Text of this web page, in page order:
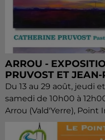
ARROU -
PRUVOST ET
Du 13 au 29 août, jeudi
samedi de 10h00 à
Arrou (Vald'Yerre), Point